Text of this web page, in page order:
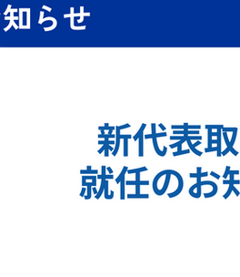
Campus」の対応言語にフィンランド語
語・スロバキア語・ネパール語・クロア
ニア語の8言語を新たに追加し 、ユーザ
なクラウド型SaaSサービスです。世界中
しており、どの国や地域からでも均質な
しています。 近年、企業のグローバル展
各地の従業員や多様な国籍を持つ社員へ
題となっています。多言語対応されてい